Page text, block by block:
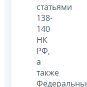
статьями
138-
140
НК
РФ,
а
также